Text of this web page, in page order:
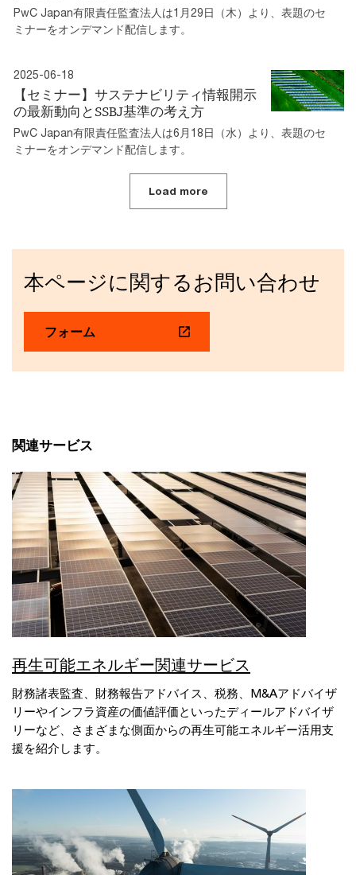
PwC Japan有限責任監査法人は1月29日（木）より、表題のセ
ミナーをオンデマンド配信します。
2025-06-18
【セミナー】サステナビリティ情報開示
の最新動向とSSBJ基準の考え方
PwC Japan有限責任監査法人は6月18日（水）より、表題のセ
ミナーをオンデマンド配信します。
Load more
本ページに関するお問い合わせ
フォーム
関連サービス
再生可能エネルギー関連サービス
財務諸表監査、財務報告アドバイス、税務、M&Aアドバイザ
リーやインフラ資産の価値評価といったディールアドバイザ
リーなど、さまざまな側面からの再生可能エネルギー活用支
援を紹介します。